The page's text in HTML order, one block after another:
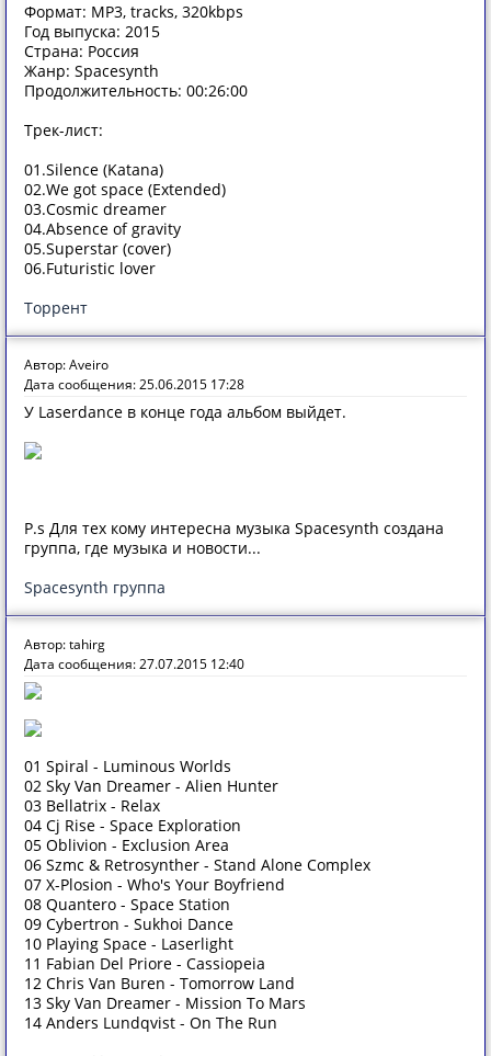
Формат: MP3, tracks, 320kbps
Год выпуска: 2015
Страна: Россия
Жанр: Spacesynth
Продолжительность: 00:26:00
Трек-лист:
01.Silence (Katana)
02.We got space (Extended)
03.Cosmic dreamer
04.Absence of gravity
05.Superstar (cover)
06.Futuristic lover
Торрент
Автор: Aveiro
Дата сообщения: 25.06.2015 17:28
У Laserdance в конце года альбом выйдет.
P.s Для тех кому интересна музыка Spacesynth создана
группа, где музыка и новости...
Spacesynth группа
Автор: tahirg
Дата сообщения: 27.07.2015 12:40
01 Spiral - Luminous Worlds
02 Sky Van Dreamer - Alien Hunter
03 Bellatrix - Relax
04 Cj Rise - Space Exploration
05 Oblivion - Exclusion Area
06 Szmc & Retrosynther - Stand Alone Complex
07 X-Plosion - Who's Your Boyfriend
08 Quantero - Space Station
09 Cybertron - Sukhoi Dance
10 Playing Space - Laserlight
11 Fabian Del Priore - Cassiopeia
12 Chris Van Buren - Tomorrow Land
13 Sky Van Dreamer - Mission To Mars
14 Anders Lundqvist - On The Run